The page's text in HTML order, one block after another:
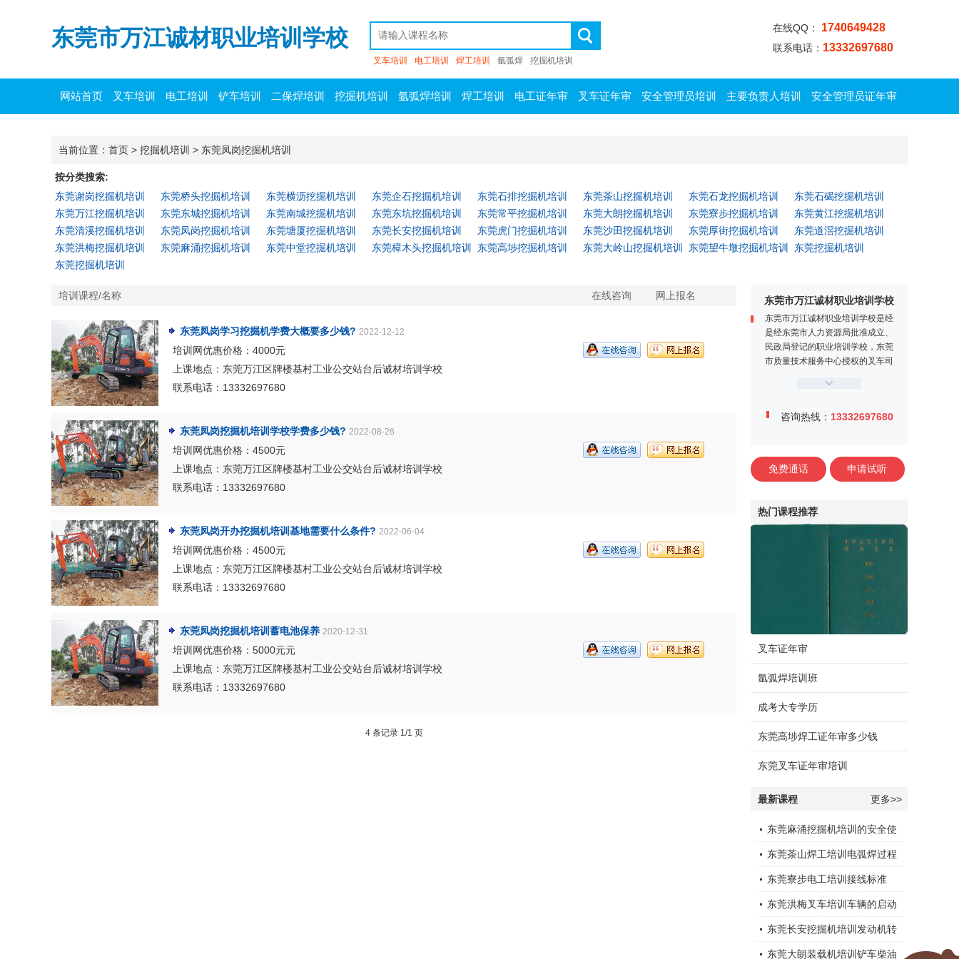
东莞市万江诚材职业培训学校
叉车培训 电工培训 焊工培训 氩弧焊 挖掘机培训
在线QQ： 1740649428
联系电话： 13332697680
网站首页 叉车培训 电工培训 铲车培训 二保焊培训 挖掘机培训 氩弧焊培训 焊工培训 电工证年审 叉车证年审 安全管理员培训 主要负责人培训 安全管理员证年审
当前位置： 首页 > 挖掘机培训 > 东莞凤岗挖掘机培训
按分类搜索:
东莞谢岗挖掘机培训
东莞桥头挖掘机培训 东莞横沥挖掘机培训 东莞企石挖掘机培训 东莞石排挖掘机培训 东莞茶山挖掘机培训 东莞石龙挖掘机培训
东莞石碣挖掘机培训
东莞万江挖掘机培训
东莞东城挖掘机培训 东莞南城挖掘机培训 东莞东坑挖掘机培训 东莞常平挖掘机培训 东莞大朗挖掘机培训 东莞寮步挖掘机培训
东莞黄江挖掘机培训
东莞清溪挖掘机培训
东莞凤岗挖掘机培训 东莞塘厦挖掘机培训 东莞长安挖掘机培训 东莞虎门挖掘机培训 东莞沙田挖掘机培训 东莞厚街挖掘机培训
东莞道滘挖掘机培训
东莞洪梅挖掘机培训
东莞麻涌挖掘机培训 东莞中堂挖掘机培训 东莞樟木头挖掘机培训 东莞高埗挖掘机培训 东莞大岭山挖掘机培训 东莞望牛墩挖掘机培训
东莞挖掘机培训
东莞挖掘机培训
东莞市万江诚材职业培训学校
东莞市万江诚材职业培训学校是经
是经东莞市人力资源局批准成立、
民政局登记的职业培训学校，东莞
市质量技术服务中心授权的叉车司
师资力量雄厚，学校内设电工实训
咨询热线： 13332697680
免费通话 申请试听
热门课程推荐
叉车证年审
氩弧焊培训班
成考大专学历
东莞高埗焊工证年审多少钱
东莞叉车证年审培训
最新课程 更多>>
东莞麻涌挖掘机培训的安全使
用
东莞茶山焊工培训电弧焊过程
中通常会采取以下措施
东莞寮步电工培训接线标准
东莞洪梅叉车培训车辆的启动
运行
东莞长安挖掘机培训发动机转
速下降
东莞大朗装载机培训铲车柴油
培训课程/名称 在线咨询 网上报名
东莞凤岗学习挖掘机学费大概要多少钱? 2022-12-12
培训网优惠价格：4000元
上课地点：东莞万江区牌楼基村工业公交站台后诚材培训学校
联系电话：13332697680
东莞凤岗挖掘机培训学校学费多少钱? 2022-08-26
培训网优惠价格：4500元
上课地点：东莞万江区牌楼基村工业公交站台后诚材培训学校
联系电话：13332697680
东莞凤岗开办挖掘机培训基地需要什么条件? 2022-06-04
培训网优惠价格：4500元
上课地点：东莞万江区牌楼基村工业公交站台后诚材培训学校
联系电话：13332697680
东莞凤岗挖掘机培训蓄电池保养 2020-12-31
培训网优惠价格：5000元元
上课地点：东莞万江区牌楼基村工业公交站台后诚材培训学校
联系电话：13332697680
4 条记录 1/1 页